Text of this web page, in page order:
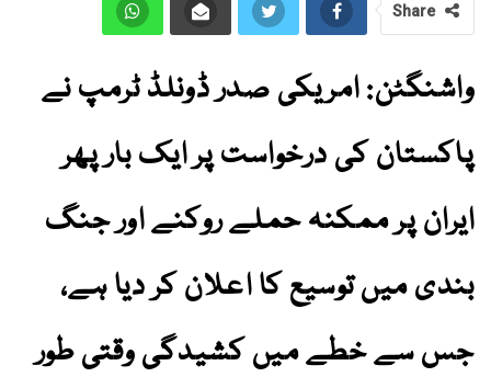
Share
واشنگٹن: امریکی صدر ڈونلڈ ٹرمپ نے
پاکستان کی درخواست پر ایک بار پھر
ایران پر ممکنہ حملے روکنے اور جنگ
بندی میں توسیع کا اعلان کر دیا ہے،
جس سے خطے میں کشیدگی وقتی طور